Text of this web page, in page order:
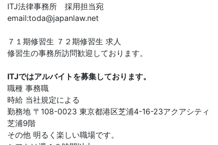
ITJ法律事務所 採用担当宛
email:toda@japanlaw.net
７１期修習生 ７２期修習生 求人
修習生の事務所訪問歓迎しております。
ITJではアルバイトを募集しております。
職種 事務職
時給 当社規定による
勤務地 〒108-0023 東京都港区芝浦4-16-23アクアシティ
芝浦9階
その他 明るく楽しい職場です。